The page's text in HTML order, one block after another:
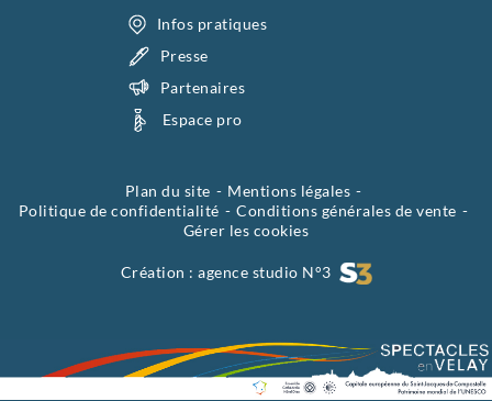
Infos pratiques
Presse
Partenaires
Espace pro
Plan du site
Mentions légales
Politique de confidentialité
Conditions générales de vente
Gérer les cookies
Création : agence studio N°3